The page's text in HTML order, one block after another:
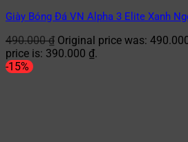
Giày Bóng Đá VN Alpha 3 Elite Xanh
490.000₫ Original price was:
price is: 390.000 ₫.
-15%